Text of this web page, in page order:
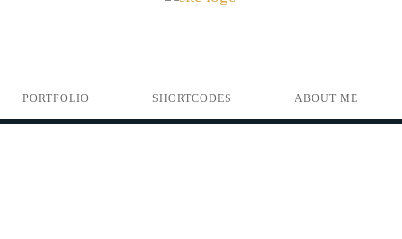
PORTFOLIO SHORTCODES ABOUT ME